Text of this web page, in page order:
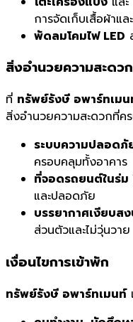
การจัดเก็บเสื้อผ้าแ
พัดลมโคมไฟ LED
สิ่งอำนวยความสะดว
ที่ ทรัพย์รังษี อพาร์ทเม
สิ่งอำนวยความสะดวกที่ค
ระบบความปลอดภั
ครอบคลุมทั้งอาคาร
ที่จอดรถยนต์ในร่ม
และปลอดภัย
บรรยากาศเงียบส
ส่วนตัวและไม่วุ่นวาย
เงื่อนไขการเข้าพัก
ทรัพย์รังษี อพาร์ทเมนท์